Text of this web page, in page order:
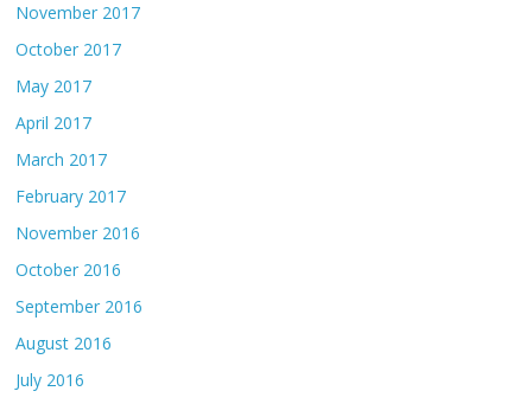
November 2017
October 2017
May 2017
April 2017
March 2017
February 2017
November 2016
October 2016
September 2016
August 2016
July 2016